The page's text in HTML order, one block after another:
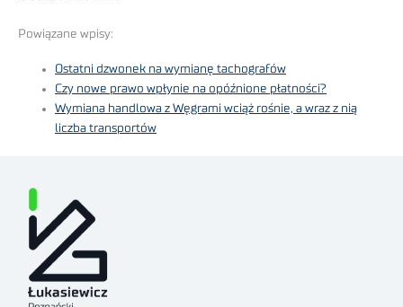
Powiązane wpisy:
Ostatni dzwonek na wymianę tachografów
Czy nowe prawo wpłynie na opóźnione płatności?
Wymiana handlowa z Węgrami wciąż rośnie, a wraz z nią
liczba transportów